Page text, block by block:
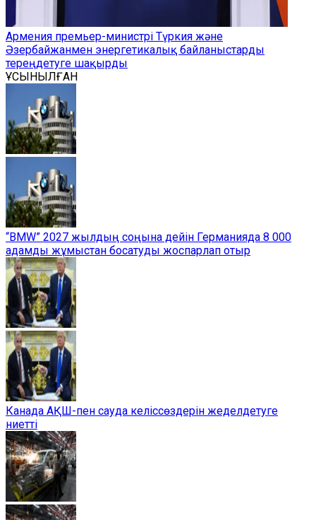
Армения премьер-министрі Түркия және
Әзербайжанмен энергетикалық байланыстарды
тереңдетуге шақырды
ҰСЫНЫЛҒАН
“BMW” 2027 жылдың соңына дейін Германияда 8 000
адамды жұмыстан босатуды жоспарлап отыр
Канада АҚШ-пен сауда келіссөздерін жеделдетуге
ниетті